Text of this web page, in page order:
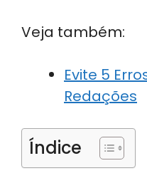
Veja também:
Evite 5
Redações
Índice